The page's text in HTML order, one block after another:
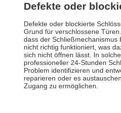
Defekte oder
Defekte oder blockierte
Grund für verschlossene
dass der Schließmechanismus
nicht richtig funktioniert, was
sich nicht öffnen lässt. In
professioneller 24-Stunden
Problem identifizieren und
reparieren oder es
Zugang zu ermöglichen.